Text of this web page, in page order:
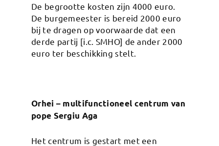
De begrootte kosten zijn 4000 euro.
De burgemeester is bereid 2000 euro
bij te dragen op voorwaarde dat een
derde partij [i.c. SMHO] de ander 2000
euro ter beschikking stelt.
Orhei – multifunctioneel centrum van
pope Sergiu Aga
Het centrum is gestart met een